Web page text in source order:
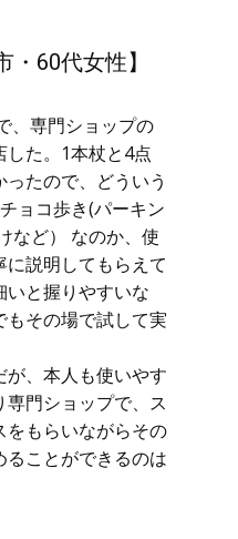
60代女性】
、専門ショップの
た。1本杖と4点
たので、どういう
ョコ歩き(パーキン
など） なのか、使
説明してもらえて
いと握りやすいな
もその場で試して実
、本人も使いやす
門ショップで、ス
をもらいながらその
ことができるのは